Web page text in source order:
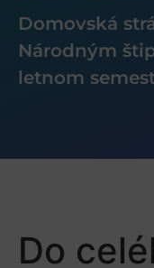
Domovská
Národným
letnom
Do